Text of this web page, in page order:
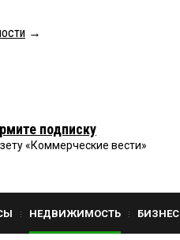
→
подписку
«Коммерческие вести»
НЕДВИЖИМОСТЬ БИЗНЕС